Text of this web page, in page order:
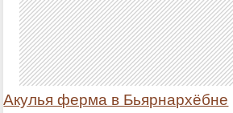
Акулья ферма в Бьярнархёбне